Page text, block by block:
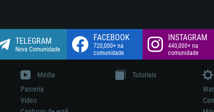
TELEGRAM
Nova Comunidade
FACEBOOK
720,000+ na
comunidade
INSTAGRAM
440,000+ na
comunidade
Média
Parceria
Video
Tutoriais